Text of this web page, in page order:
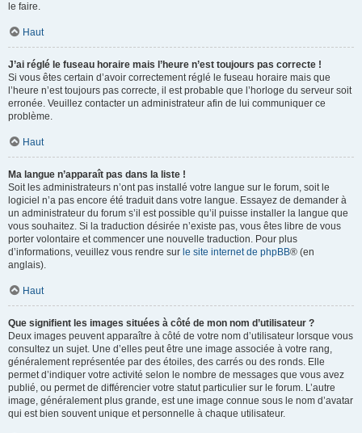
le faire.
Haut
J’ai réglé le fuseau horaire mais l’heure n’est toujours pas correcte !
Si vous êtes certain d’avoir correctement réglé le fuseau horaire mais que
l’heure n’est toujours pas correcte, il est probable que l’horloge du serveur soit
erronée. Veuillez contacter un administrateur afin de lui communiquer ce
problème.
Haut
Ma langue n’apparaît pas dans la liste !
Soit les administrateurs n’ont pas installé votre langue sur le forum, soit le
logiciel n’a pas encore été traduit dans votre langue. Essayez de demander à
un administrateur du forum s’il est possible qu’il puisse installer la langue que
vous souhaitez. Si la traduction désirée n’existe pas, vous êtes libre de vous
porter volontaire et commencer une nouvelle traduction. Pour plus
d’informations, veuillez vous rendre sur le site internet de phpBB® (en
anglais).
Haut
Que signifient les images situées à côté de mon nom d’utilisateur ?
Deux images peuvent apparaître à côté de votre nom d’utilisateur lorsque vous
consultez un sujet. Une d’elles peut être une image associée à votre rang,
généralement représentée par des étoiles, des carrés ou des ronds. Elle
permet d’indiquer votre activité selon le nombre de messages que vous avez
publié, ou permet de différencier votre statut particulier sur le forum. L’autre
image, généralement plus grande, est une image connue sous le nom d’avatar
qui est bien souvent unique et personnelle à chaque utilisateur.